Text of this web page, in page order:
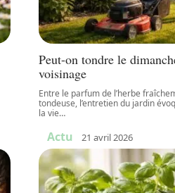
Peut-on tondre le
voisinage
Entre le parfum de l’herbe
tondeuse, l’entretien du jardin
la vie…
Actu 21 avril 2026